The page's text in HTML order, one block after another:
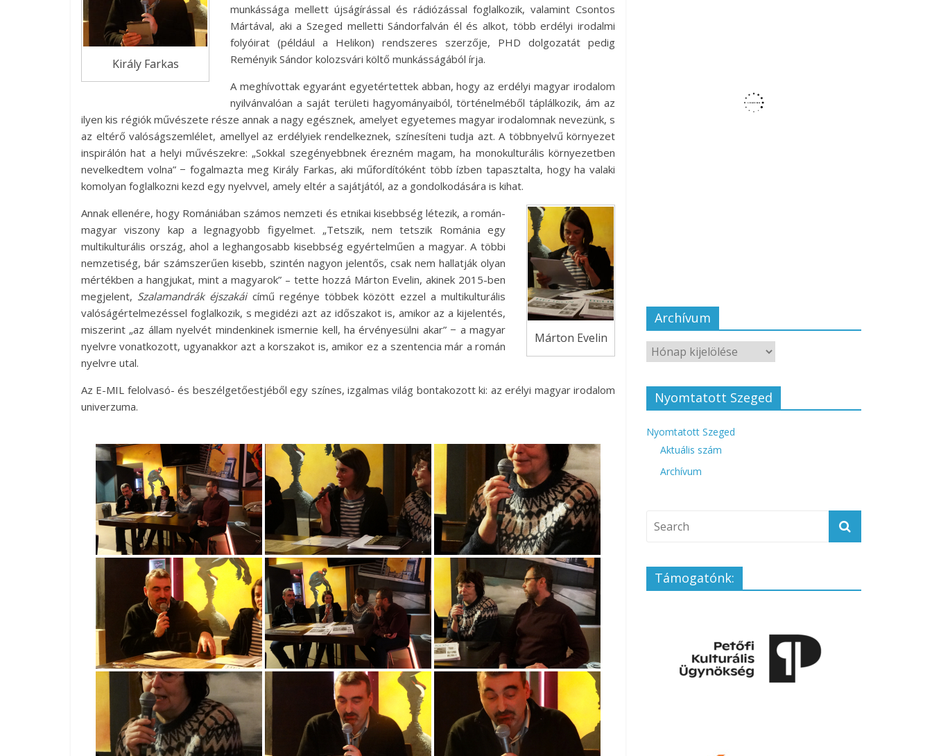
Király Farkas
munkássága mellett újságírással és rádiózással foglalkozik, valamint Csontos
Mártával, aki a Szeged melletti Sándorfalván él és alkot, több erdélyi irodalmi
folyóirat (például a Helikon) rendszeres szerzője, PHD dolgozatát pedig
Reményik Sándor kolozsvári költő munkásságából írja.
A meghívottak egyaránt egyetértettek abban, hogy az erdélyi magyar irodalom
nyilvánvalóan a saját területi hagyományaiból, történelméből táplálkozik, ám az
ilyen kis régiók művészete része annak a nagy egésznek, amelyet egyetemes magyar irodalomnak nevezünk, s
az eltérő valóságszemlélet, amellyel az erdélyiek rendelkeznek, színesíteni tudja azt. A többnyelvű környezet
inspirálón hat a helyi művészekre: „Sokkal szegényebbnek érezném magam, ha monokulturális környezetben
nevelkedtem volna” − fogalmazta meg Király Farkas, aki műfordítóként több ízben tapasztalta, hogy ha valaki
komolyan foglalkozni kezd egy nyelvvel, amely eltér a sajátjától, az a gondolkodására is kihat.
Márton Evelin
Annak ellenére, hogy Romániában számos nemzeti és etnikai kisebbség létezik, a román-
magyar viszony kap a legnagyobb figyelmet. „Tetszik, nem tetszik Románia egy
multikulturális ország, ahol a leghangosabb kisebbség egyértelműen a magyar. A többi
nemzetiség, bár számszerűen kisebb, szintén nagyon jelentős, csak nem hallatják olyan
mértékben a hangjukat, mint a magyarok” – tette hozzá Márton Evelin, akinek 2015-ben
megjelent, Szalamandrák éjszakáicímű regénye többek között ezzel a multikulturális
valóságértelmezéssel foglalkozik, s megidézi azt az időszakot is, amikor az a kijelentés,
miszerint „az állam nyelvét mindenkinek ismernie kell, ha érvényesülni akar” − a magyar
nyelvre vonatkozott, ugyanakkor azt a korszakot is, amikor ez a szentencia már a román
nyelvre utal.
Az E-MIL felolvasó- és beszélgetőestjéből egy színes, izgalmas világ bontakozott ki: az erélyi magyar irodalom
univerzuma.
Archívum
Nyomtatott Szeged
Nyomtatott Szeged
Aktuális szám
Archívum
Támogatónk: